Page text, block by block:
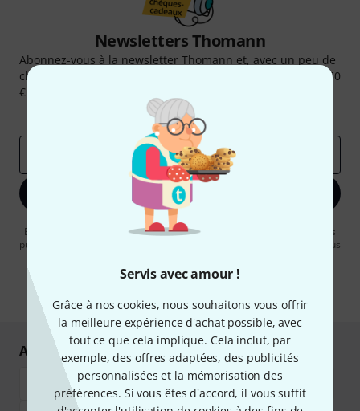
Servis avec amour !
Grâce à nos cookies, nous souhaitons vous offrir
la meilleure expérience d'achat possible, avec
tout ce que cela implique. Cela inclut, par
exemple, des offres adaptées, des publicités
personnalisées et la mémorisation des
préférences. Si vous êtes d'accord, il vous suffit
Newsletters Thomann
Abonnez-vous à la newsletter Thomann et, avec un peu de
chance, gagnez l'un des 50 bons d'achat d'une valeur de 50
€ chacun!
Articles inspirants
Deals
S'inscrire maintenant
En cliquant sur "S'inscrire maintenant", vous acceptez de recevoir des
publicités par e-mail. La désinscription est possible à tout moment. Vous
confidentialité.
Achetez et payez en toute sécurité